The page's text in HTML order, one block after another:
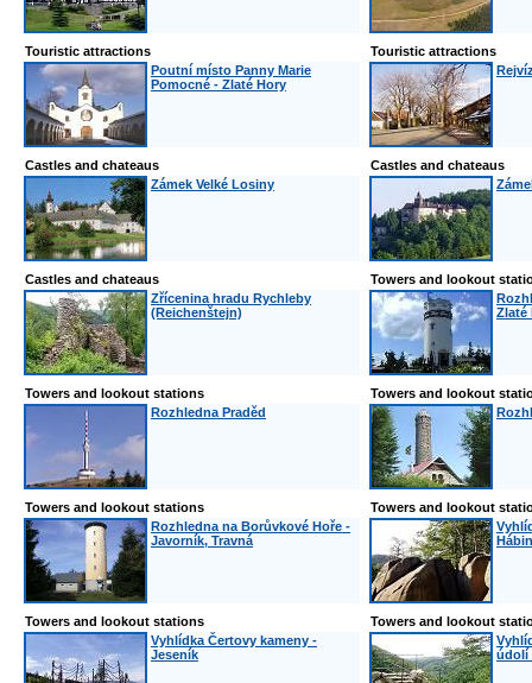
Touristic attractions
Poutní místo Panny Marie
Pomocné - Zlaté Hory
Touristic attractions
Castles and chateaus
Zámek Velké Losiny
Castles and chateaus
Castles and chateaus
Zřícenina hradu Rychleby
(Reichenštejn)
Towers and lookout
Zlaté
Towers and lookout stations
Rozhledna Praděd
Towers and lookout
Towers and lookout stations
Rozhledna na Borůvkové Hoře -
Javorník, Travná
Towers and lookout
Towers and lookout stations
Vyhlídka Čertovy kameny -
Jeseník
Towers and lookout
údolí